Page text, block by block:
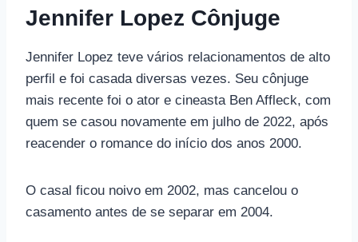
Jennifer Lopez Cônjuge
Jennifer Lopez teve vários relacionamentos de alto
perfil e foi casada diversas vezes. Seu cônjuge
mais recente foi o ator e cineasta Ben Affleck, com
quem se casou novamente em julho de 2022, após
reacender o romance do início dos anos 2000.
O casal ficou noivo em 2002, mas cancelou o
casamento antes de se separar em 2004.